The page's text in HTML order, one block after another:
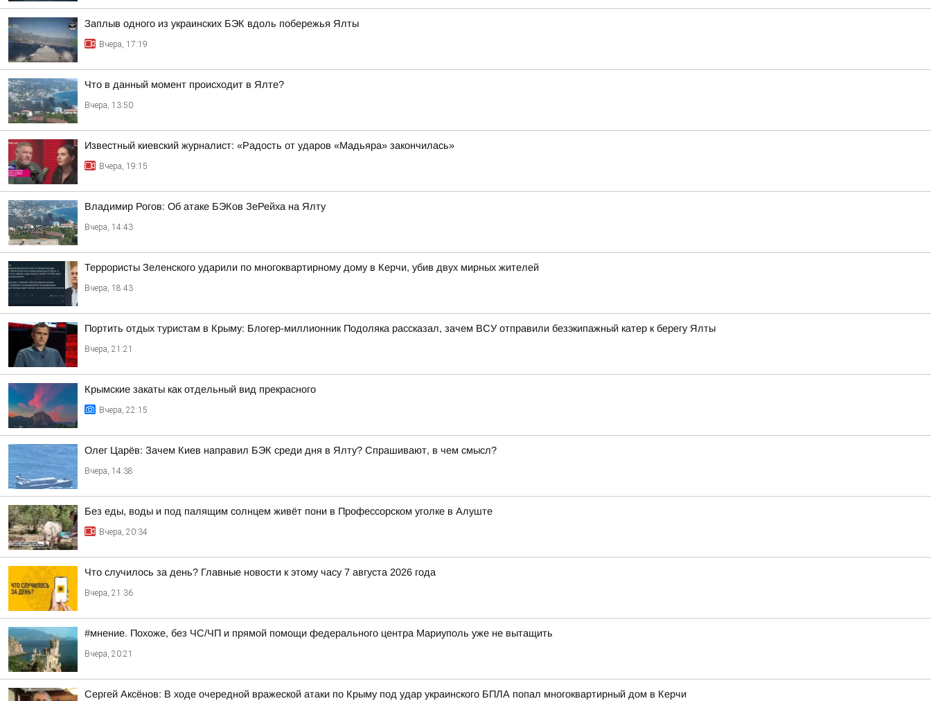
Заплыв одного из украинских БЭК вдоль побережья Ялты
Вчера, 17:19
Что в данный момент происходит в Ялте?
Вчера, 13:50
Известный киевский журналист: «Радость от ударов «Мадьяра» закончилась»
Вчера, 19:15
Владимир Рогов: Об атаке БЭКов ЗеРейха на Ялту
Вчера, 14:43
Террористы Зеленского ударили по многоквартирному дому в Керчи, убив двух мирных жителей
Вчера, 18:43
Портить отдых туристам в Крыму: Блогер-миллионник Подоляка рассказал, зачем ВСУ отправили безэкипажный катер к берегу Ялты
Вчера, 21:21
Крымские закаты как отдельный вид прекрасного
Вчера, 22:15
Олег Царёв: Зачем Киев направил БЭК среди дня в Ялту? Спрашивают, в чем смысл?
Вчера, 14:38
Без еды, воды и под палящим солнцем живёт пони в Профессорском уголке в Алуште
Вчера, 20:34
Что случилось за день? Главные новости к этому часу 7 августа 2026 года
Вчера, 21:36
#мнение. Похоже, без ЧС/ЧП и прямой помощи федерального центра Мариуполь уже не вытащить
Вчера, 20:21
Сергей Аксёнов: В ходе очередной вражеской атаки по Крыму под удар украинского БПЛА попал многоквартирный дом в Керчи